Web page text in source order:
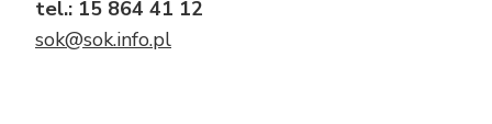
tel.: 15 864 41 12
sok@sok.info.pl